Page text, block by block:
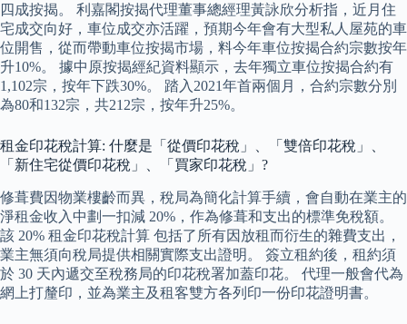
四成按揭。 利嘉閣按揭代理董事總經理黃詠欣分析指，近月住
宅成交向好，車位成交亦活躍，預期今年會有大型私人屋苑的車
位開售，從而帶動車位按揭市場，料今年車位按揭合約宗數按年
升10%。 據中原按揭經紀資料顯示，去年獨立車位按揭合約有
1,102宗，按年下跌30%。 踏入2021年首兩個月，合約宗數分別
為80和132宗，共212宗，按年升25%。
租金印花稅計算: 什麼是「從價印花稅」、「雙倍印花稅」、
「新住宅從價印花稅」、「買家印花稅」?
修葺費因物業樓齡而異，稅局為簡化計算手續，會自動在業主的
淨租金收入中劃一扣減 20%，作為修葺和支出的標準免稅額。
該 20% 租金印花稅計算 包括了所有因放租而衍生的雜費支出，
業主無須向稅局提供相關實際支出證明。 簽立租約後，租約須
於 30 天內遞交至稅務局的印花稅署加蓋印花。 代理一般會代為
網上打釐印，並為業主及租客雙方各列印一份印花證明書。